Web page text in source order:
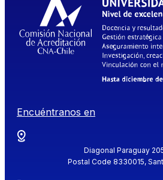
Encuéntranos en
Diagonal Paraguay
Postal Code 8330015,